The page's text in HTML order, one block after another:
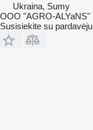
Ukraina, Sumy
OOO "AGRO-ALYaNS"
Susisiekite su pardavėju